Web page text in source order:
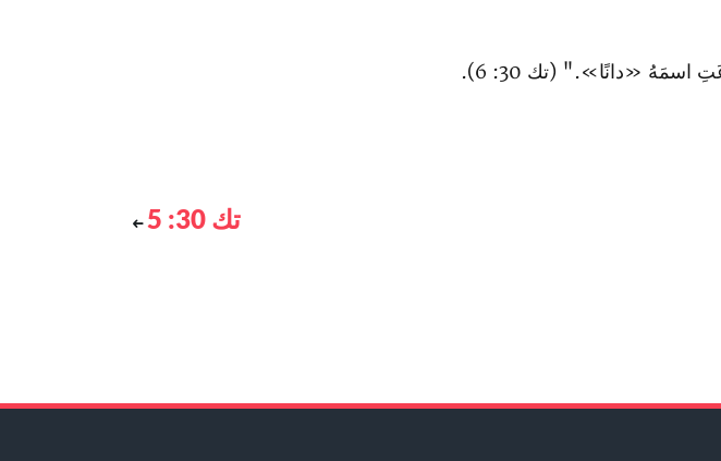
«دانًا»." (تك 30: 6).
تك 30: 5